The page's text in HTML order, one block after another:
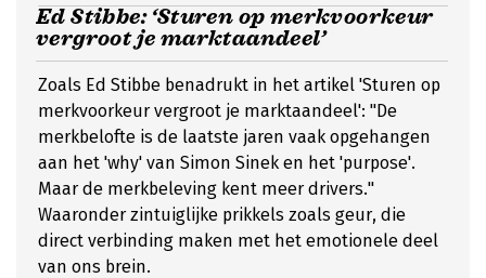
Ed Stibbe: ‘Sturen op merkvoorkeur
vergroot je marktaandeel’
Zoals Ed Stibbe benadrukt in het artikel 'Sturen op
merkvoorkeur vergroot je marktaandeel': "De
merkbelofte is de laatste jaren vaak opgehangen
aan het 'why' van Simon Sinek en het 'purpose'.
Maar de merkbeleving kent meer drivers."
Waaronder zintuiglijke prikkels zoals geur, die
direct verbinding maken met het emotionele deel
van ons brein.